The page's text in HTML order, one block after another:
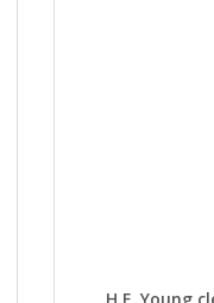
DETAYLAR